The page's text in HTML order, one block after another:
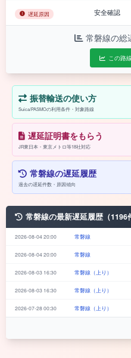
遅延原因 安全確認
常磐線の総
この路
振替輸送の使い方
Suica/PASMOの利用条件・対象路線
遅延証明書をもらう
JR東日本・東京メトロ等18社対応
常磐線の遅延履歴
過去の遅延件数・原因傾向
常磐線の最新遅延履歴（1196
2026-08-04 20:00 常磐線
2026-08-04 20:00 常磐線
2026-08-03 16:30 常磐線（上り）
2026-08-03 16:30 常磐線（上り）
2026-07-28 00:30 常磐線（上り）